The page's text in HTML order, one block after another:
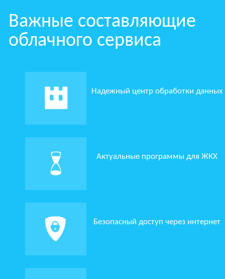
Важные составляющие
облачного сервиса
Надежный центр обработки данных
Актуальные программы для ЖКХ
Безопасный доступ через интернет